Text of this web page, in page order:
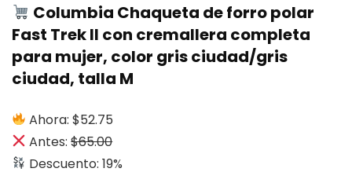
Columbia Chaqueta de forro polar
Fast Trek II con cremallera completa
para mujer, color gris ciudad/gris
ciudad, talla M
Ahora: $52.75
Antes:$65.00
Descuento: 19%